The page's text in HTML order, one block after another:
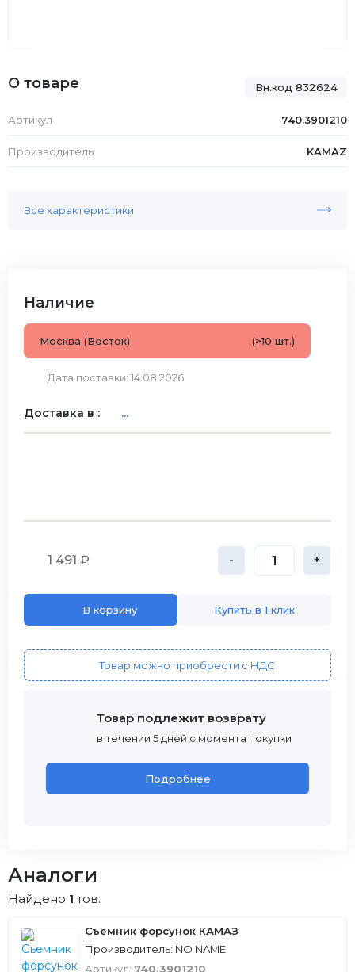
Вн.код 832624
О товаре
Артикул 740.3901210
Производитель KAMAZ
Все характеристики
Наличие
Москва (Восток) (>10 шт.)
Дата поставки: 14.08.2026
Доставка в : ...
1 491 ₽ - +
В корзину Купить в 1 клик
Товар можно приобрести с НДС
Товар подлежит возврату
в течении 5 дней с момента покупки
Подробнее
Аналоги
Найдено 1 тов.
Съемник форсунок КАМАЗ
Производитель: NO NAME
Артикул: 740.3901210